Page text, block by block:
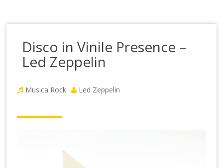
Disco in Vinile Presence –
Led Zeppelin
Musica Rock Led Zeppelin